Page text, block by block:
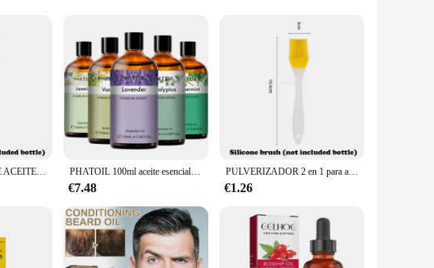
organic oregano plants, this supplement is a potent blend of antioxidants
Whether you're looking to bolster your immune system or seeking a
The set includes Jabones kits, which can be used to create a soothing
not only protects the oil but also aligns with the sustainability-conscious
quality, pure oregano oil, it supports your immune system, helping you
and wellness regimen. Whether you're an individual looking to
the power of nature and experience the benefits of oregano oil with this
PULVERIZADOR DE ACEITE 2 en 1 para cocina, botella pulverizadora de aceite, vinagre, salsa de soja, contenedores de lavadora, 200/300/500ml PHATOIL 100ml aceite esencial de eucalipto lavanda vainilla jazmín limón bergamota aceite aromático para difusor aromaterapia fabricación de velas
€7.48
PULVERIZADOR 2 en 1 para aceite de oliva, botella dispensadora con diseño de mango cómodo para barbacoa, freír al aire, horno y Camping
€1.26